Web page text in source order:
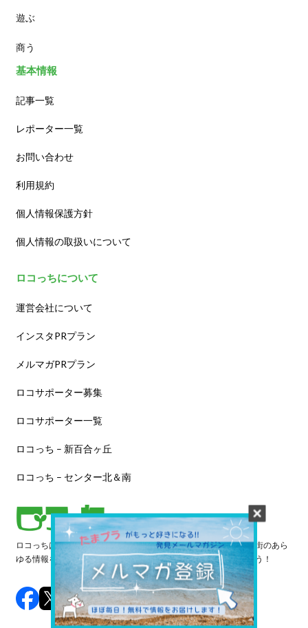
カフェ
遊ぶ
商う
基本情報
記事一覧
レポーター一覧
お問い合わせ
利用規約
個人情報保護方針
個人情報の取扱いについて
ロコっちについて
運営会社について
インスタPRプラン
メルマガPRプラン
ロコサポーター募集
ロコサポーター一覧
ロコっち – 新百合ヶ丘
ロコっち – センター北＆南
ロコっちは、あなたのジモト体験を豊かにする情報サイトです。街のあら
ゆる情報を収集し、日々更新しています。早速情報を探してみよう！
©️ 2024 LOCOTCH. All Rights Reserved.